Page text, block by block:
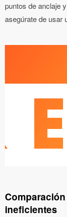
puntos de anclaje
asegúrate de usar
ineficientes